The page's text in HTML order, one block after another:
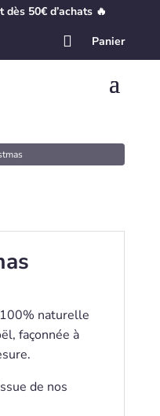
50€ d’achats 🔥
 Panier
naturelle
façonnée à
de nos